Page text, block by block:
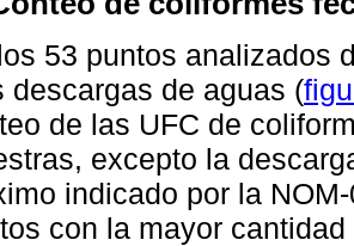
53 puntos analizados
descargas de aguas (
de las UFC de
excepto la
indicado por la
con la mayor